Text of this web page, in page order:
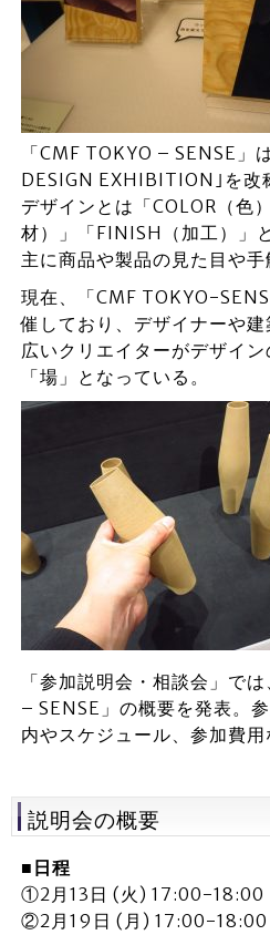
「CMF TOKYO – SENSE」
DESIGN EXHIBITION｣を改
デザインとは「COLOR（色
材）」「FINISH（加工）」
主に商品や製品の見た目や手
現在、「CMF TOKYO-
催しており、デザイナーや
広いクリエイターがデザイ
「場」となっている。
「参加説明会・相談会」で
– SENSE」の概要を発表。
内やスケジュール、参加費用
説明会の概要
■日程
①2月13日 (火) 17:00-18:00
②2月19日 (月) 17:00-18:00